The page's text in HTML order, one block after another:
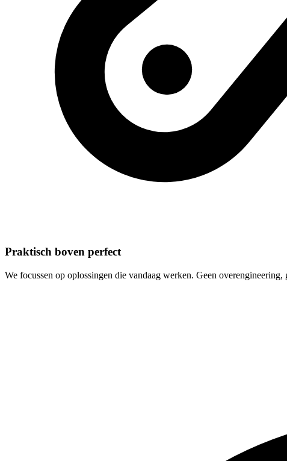
Praktisch boven perfect
We focussen op oplossingen die vandaag werken. Geen